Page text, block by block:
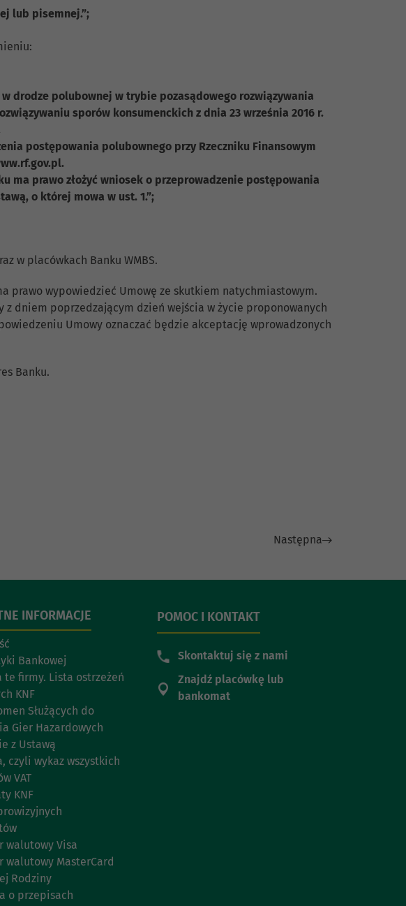
lub pisemnej.”;
drodze polubownej w trybie pozasądowego rozwiązywania
sporów konsumenckich z dnia 23 września 2016 r.
postępowania polubownego przy Rzeczniku Finansowym
ma prawo złożyć wniosek o przeprowadzenie postępowania
o której mowa w ust. 1.”;
w placówkach Banku WMBS.
prawo wypowiedzieć Umowę ze skutkiem natychmiastowym.
z dniem poprzedzającym dzień wejścia w życie proponowanych
Umowy oznaczać będzie akceptację wprowadzonych
Banku.
Następna
INFORMACJE
Bankowej
te firmy. Lista ostrzeżeń
KNF
Służących do
Gier Hazardowych
z Ustawą
czyli wykaz wszystkich
VAT
KNF
walutowy Visa
walutowy MasterCard
Rodziny
o przepisach
POMOC I KONTAKT
Skontaktuj się z nami
Znajdź placówkę lub
bankomat